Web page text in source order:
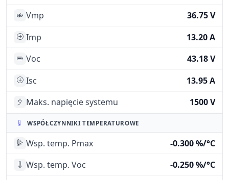
Vmp
36.75 V
Imp
13.20 A
Voc
43.18 V
Isc
13.95 A
Maks. napięcie systemu
1500 V
WSPÓŁCZYNNIKI TEMPERATUROWE
Wsp. temp. Pmax
-0.300 %/°C
Wsp. temp. Voc
-0.250 %/°C